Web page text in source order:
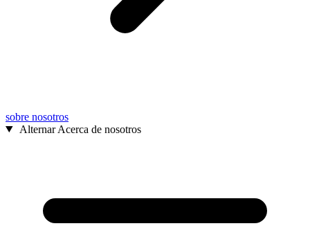
sobre nosotros
Alternar Acerca de nosotros